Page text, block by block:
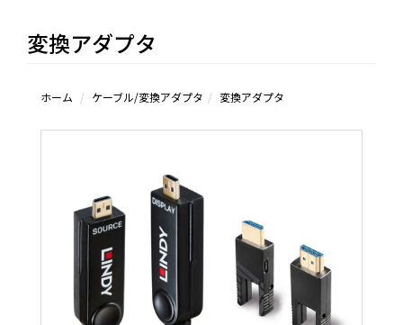
変換アダプタ
ホーム ケーブル/変換アダプタ 変換アダプタ